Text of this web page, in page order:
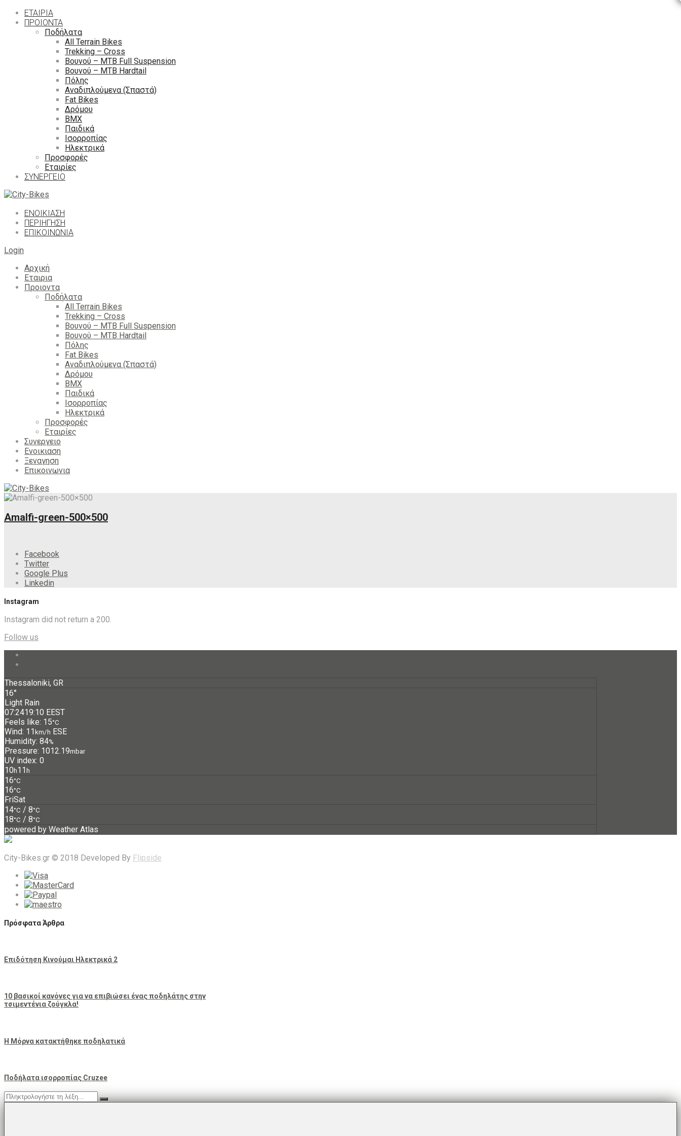
ΕΤΑΙΡΙΑ
ΠΡΟΙΟΝΤΑ
Ποδήλατα
All Terrain Bikes
Trekking – Cross
Βουνού – MTB Full Suspension
Βουνού – MTB Hardtail
Πόλης
Αναδιπλούμενα (Σπαστά)
Fat Bikes
Δρόμου
ΒΜΧ
Παιδικά
Ισορροπίας
Ηλεκτρικά
Προσφορές
Εταιρίες
ΣΥΝΕΡΓΕΙΟ
ΕΝΟΙΚΙΑΣΗ
ΠΕΡΙΉΓΗΣΗ
ΕΠΙΚΟΙΝΩΝΙΑ
Login
Αρχική
Εταιρια
Προιοντα
Ποδήλατα
All Terrain Bikes
Trekking – Cross
Βουνού – MTB Full Suspension
Βουνού – MTB Hardtail
Πόλης
Fat Bikes
Αναδιπλούμενα (Σπαστά)
Δρόμου
BMX
Παιδικά
Ισορροπίας
Ηλεκτρικά
Προσφορές
Εταιρίες
Συνεργειο
Ενοικιαση
Ξεναγηση
Επικοινωνια
Amalfi-green-500×500
Facebook
Twitter
Google Plus
Linkedin
Instagram
Instagram did not return a 200.
Follow us
Thessaloniki, GR
16°
Light Rain
07:2419:10 EEST
Feels like: 15°C
Wind: 11 km/h ESE
Humidity: 84%
Pressure: 1012.19mbar
UV index: 0
10 h11 h
16°C
16°C
FriSat
14°C / 8°C
18°C / 8°C
powered by Weather Atlas
City-Bikes.gr © 2018 Developed By Flipside
Πρόσφατα Άρθρα
Επιδότηση Κινούμαι Ηλεκτρικά 2
10 βασικοί κανόνες για να επιβιώσει ένας ποδηλάτης στην
τσιμεντένια ζούγκλα!
Η Μόρνα κατακτήθηκε ποδηλατικά
Ποδήλατα ισορροπίας Cruzee